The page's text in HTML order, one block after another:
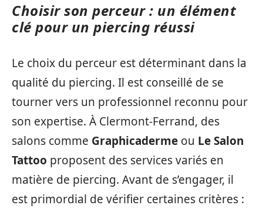
Choisir son perceur : un élément
clé pour un piercing réussi
Le choix du perceur est déterminant dans la
qualité du piercing. Il est conseillé de se
tourner vers un professionnel reconnu pour
son expertise. À Clermont-Ferrand, des
salons comme Graphicaderme ou Le Salon
Tattoo proposent des services variés en
matière de piercing. Avant de s’engager, il
est primordial de vérifier certaines critères :